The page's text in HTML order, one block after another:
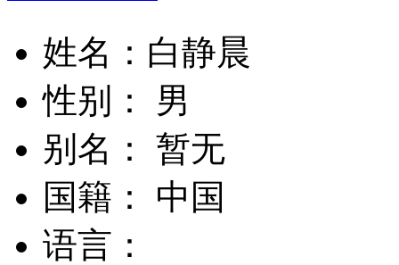
姓名：白静晨
性别： 男
别名： 暂无
国籍： 中国
语言：